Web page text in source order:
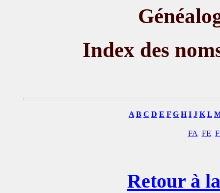
Index des
A B C D E F G H I J K L
FA FE
Retour à